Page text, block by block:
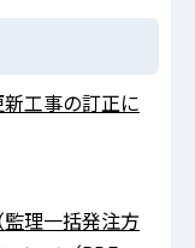
工事の訂正に
理一括発注方